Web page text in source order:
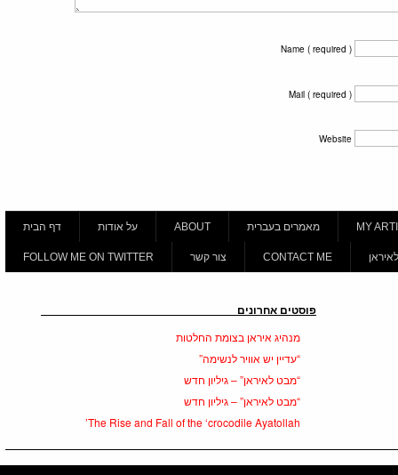
דף הבית על אודות ABOUT מאמרים בעברית MY
FOLLOW ME ON TWITTER צור קשר CONTACT ME
פוסטים אחרונים
מנהיג איראן בצומת החלטות
“עדיין יש אוויר לנשימה”
“מבט לאיראן” – גיליון חדש
“מבט לאיראן” – גיליון חדש
The Rise and Fall of the ‘crocodile Ayatollah’